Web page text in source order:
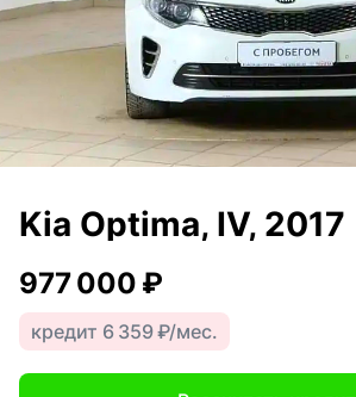
Kia Optima, IV, 2017
977 000 ₽
кредит 6 359 ₽/мес.